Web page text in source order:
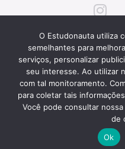
Todos os direitos
O Estudonauta utiliza
semelhantes para
serviços, personalizar
seu interesse. Ao utilizar
com tal monitoramento.
para coletar tais
Você pode consultar
de
Ok